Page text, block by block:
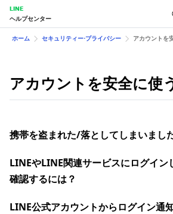
LINE
ヘルプセンター
ホーム セキュリティー⋅プライバシー アカウントを
アカウントを安全に使
携帯を盗まれた/落としてしまいまし
LINEやLINE関連サービスにログイン
確認するには？
LINE公式アカウントからログイン通